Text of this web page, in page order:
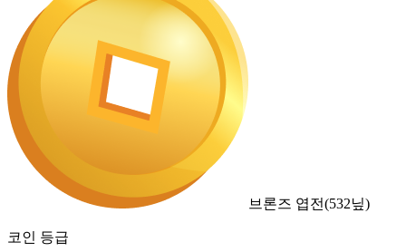
브론즈 엽전(532닢)
코인 등급